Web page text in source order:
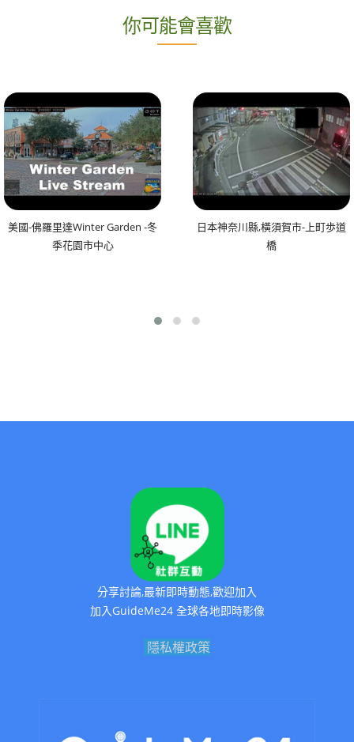
你可能會喜歡
美國-佛羅里達Winter Garden -冬
季花園市中心
日本神奈川縣,橫須賀市-上町歩道
橋
分享討論,最新即時動態,歡迎加入
加入GuideMe24 全球各地即時影像
隱私權政策